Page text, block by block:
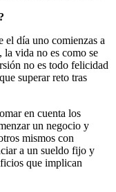
el día uno comienzas a
vida no es como se
no es todo felicidad
superar reto tras
en cuenta los
un negocio y
mismos con
a un sueldo fijo y
que implican